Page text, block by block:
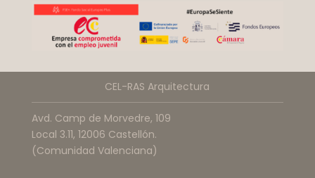
CEL-RAS Arquitectura
Avd. Camp de Morvedre, 109
Local 3.11, 12006 Castellón.
(Comunidad Valenciana)